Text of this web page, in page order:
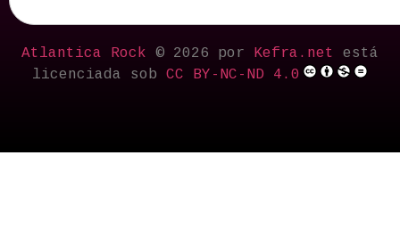
Atlantica Rock © 2026 por Kefra.net
está
licenciada sob CC BY-NC-ND 4.0